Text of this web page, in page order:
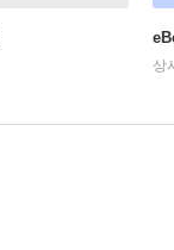
상